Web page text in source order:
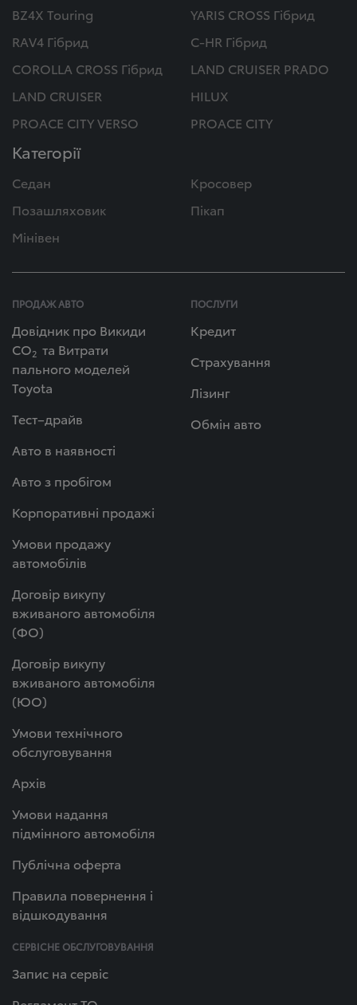
BZ4X Touring
YARIS CROSS Гібрид
RAV4 Гібрид
C-HR Гібрид
COROLLA CROSS Гібрид
LAND CRUISER PRADO
LAND CRUISER
HILUX
PROACE CITY VERSO
PROACE CITY
Категорії
Седан
Кросовер
Позашляховик
Пікап
Мінівен
ПРОДАЖ АВТО
Довідник про Викиди
СО2 та Витрати
пального моделей
Toyota
Тест–драйв
Авто в наявності
Авто з пробігом
Корпоративні продажі
Умови продажу
автомобілів
Договір викупу
вживаного автомобіля
(ФО)
Договір викупу
вживаного автомобіля
(ЮО)
Умови технічного
обслуговування
Архів
Умови надання
підмінного автомобіля
Публічна оферта
Правила повернення і
відшкодування
ПОСЛУГИ
Кредит
Страхування
Лізинг
Обмін авто
СЕРВІСНЕ ОБСЛУГОВУВАННЯ
Запис на сервіс